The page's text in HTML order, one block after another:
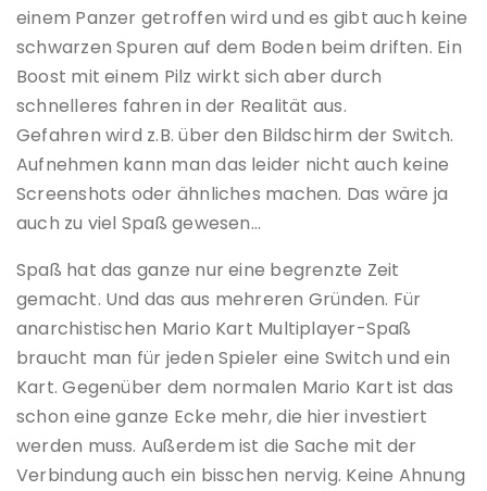
einem Panzer getroffen wird und es gibt auch keine
schwarzen Spuren auf dem Boden beim driften. Ein
Boost mit einem Pilz wirkt sich aber durch
schnelleres fahren in der Realität aus.
Gefahren wird z.B. über den Bildschirm der Switch.
Aufnehmen kann man das leider nicht auch keine
Screenshots oder ähnliches machen. Das wäre ja
auch zu viel Spaß gewesen…
Spaß hat das ganze nur eine begrenzte Zeit
gemacht. Und das aus mehreren Gründen. Für
anarchistischen Mario Kart Multiplayer-Spaß
braucht man für jeden Spieler eine Switch und ein
Kart. Gegenüber dem normalen Mario Kart ist das
schon eine ganze Ecke mehr, die hier investiert
werden muss. Außerdem ist die Sache mit der
Verbindung auch ein bisschen nervig. Keine Ahnung